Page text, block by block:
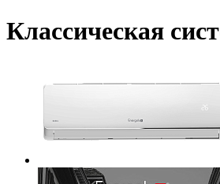
Классическая